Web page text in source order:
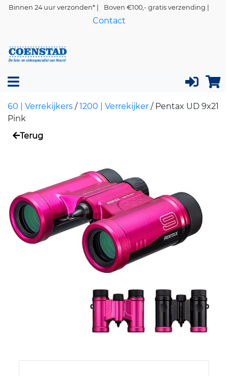
Binnen 24 uur verzonden* | Boven €100,- gratis verzending |
Contact
60 | Verrekijkers / 1200 | Verrekijker /Pentax UD 9x21
Pink
Terug